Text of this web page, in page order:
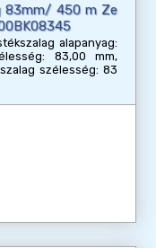
83mm/ 450 m Ze
alapanyag:
83,00 mm,
szélesség: 83